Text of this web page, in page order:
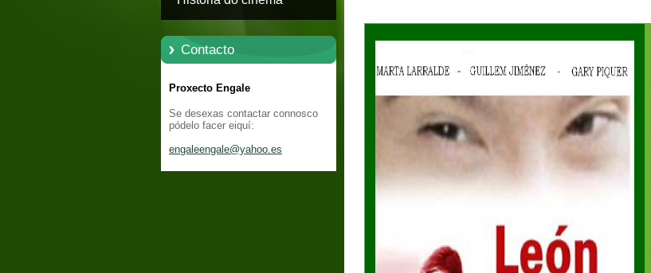
Contacto
Proxecto Engale
Se desexas contactar connosco
pódelo facer eiquí:
engaleengale@yahoo.es